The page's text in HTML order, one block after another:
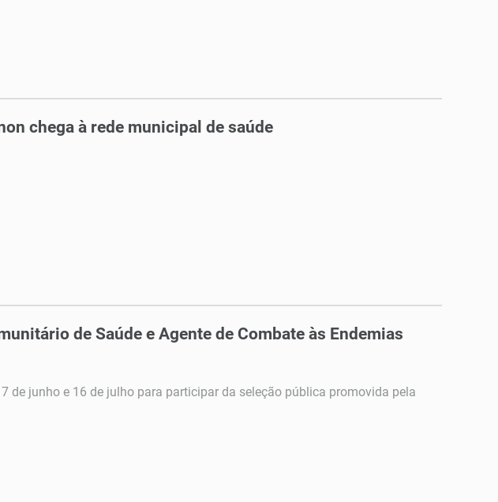
chega à rede municipal de saúde
de Saúde e Agente de Combate às Endemias
de junho e 16 de julho para participar da seleção pública promovida pela